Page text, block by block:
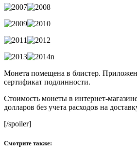
Монета помещена в блистер.
сертификат подлинности.
Стоимость монеты в интернет-
долларов без учета расходов на
[/spoiler]
Смотрите также: